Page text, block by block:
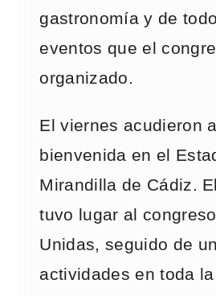
gastronomía y de
eventos que el
organizado.
El viernes acudieron
bienvenida en el
Mirandilla de Cádiz.
tuvo lugar al
Unidas, seguido de
actividades en toda